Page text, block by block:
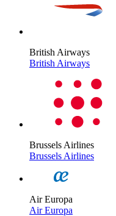
British Airways
British Airways
Brussels Airlines
Brussels Airlines
Air Europa
Air Europa